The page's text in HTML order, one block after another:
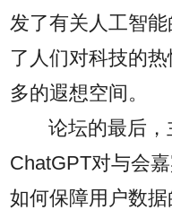
发了有关人工智
了人们对科技的
多的遐想空间。
论坛的最后，
ChatGPT对与会
如何保障用户数